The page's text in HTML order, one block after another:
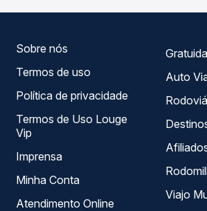
Sobre nós
Termos de uso
Política de privacidade
Termos de Uso Louge
Vip
Imprensa
Minha Conta
Atendimento Online
Viajo